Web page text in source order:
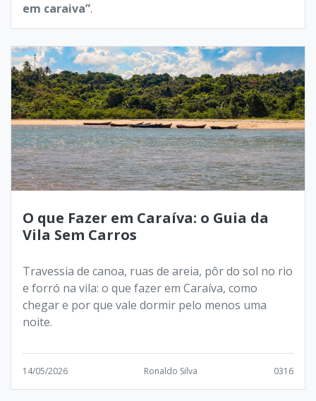
em caraiva”.
O que Fazer em Caraíva: o Guia da
Vila Sem Carros
Travessia de canoa, ruas de areia, pôr do sol no rio
e forró na vila: o que fazer em Caraíva, como
chegar e por que vale dormir pelo menos uma
noite.
14/05/2026 Ronaldo Silva 0316